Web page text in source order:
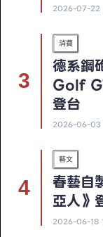
2026-07-22
消費
德系鋼
Golf
登台
2026-06-03
藝文
春藝自
亞人》
2026-06-18